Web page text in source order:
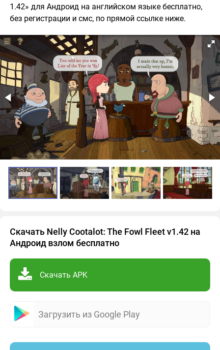
1.42» для Андроид на английском языке бесплатно,
без регистрации и смс, по прямой ссылке ниже.
Скачать Nelly Cootalot: The Fowl Fleet v1.42 на
Андроид взлом бесплатно
Скачать APK
Загрузить из Google Play